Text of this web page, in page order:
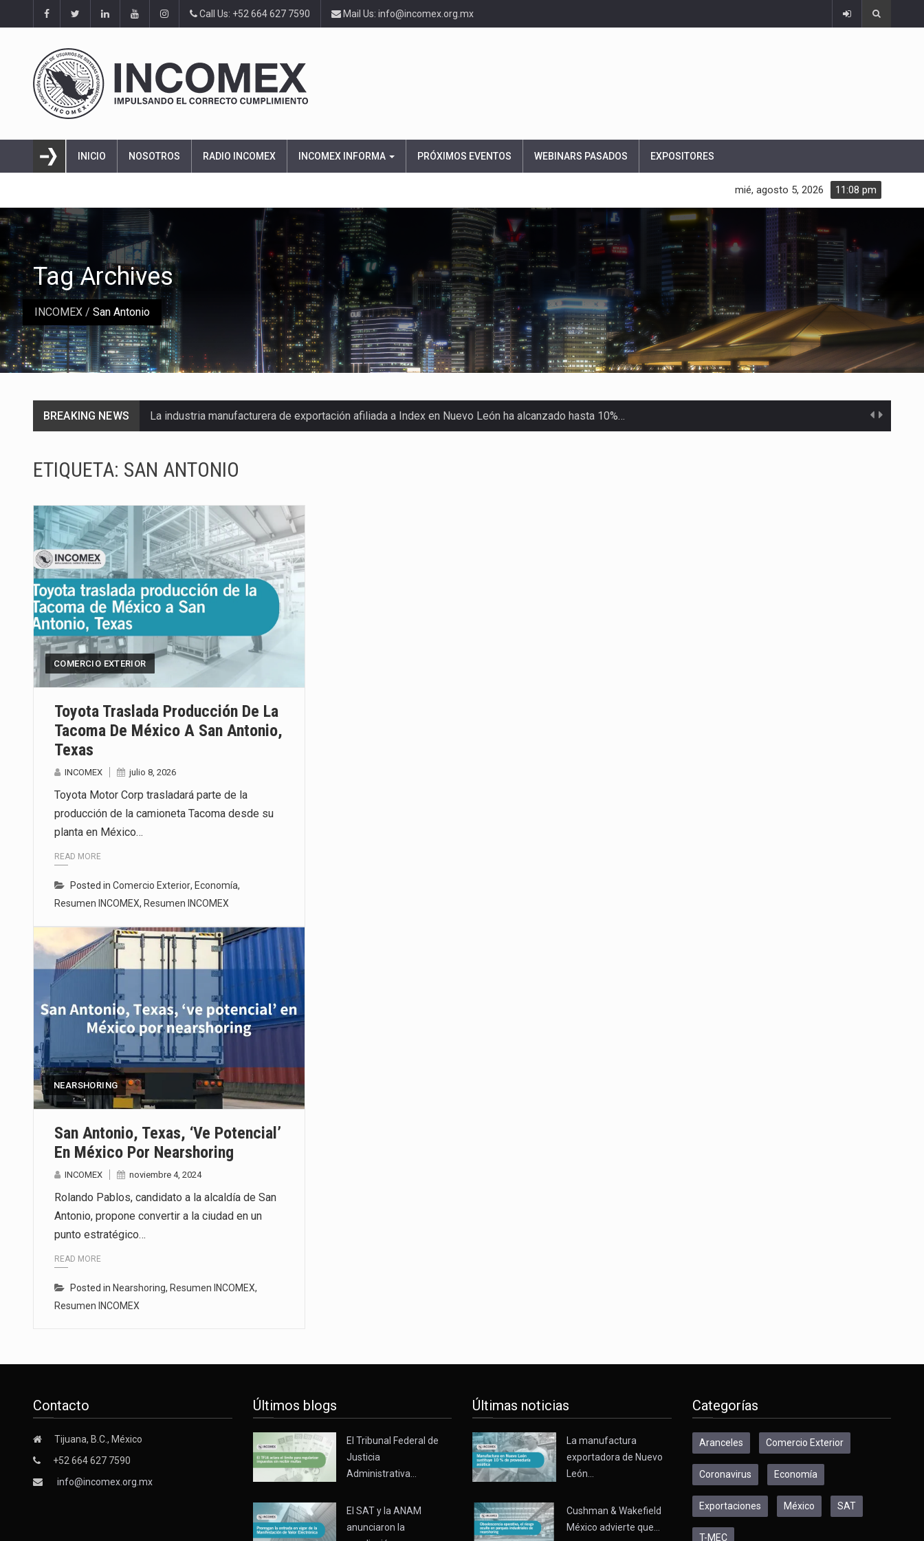
Call Us: +52 664 627 7590 Mail Us: info@incomex.org.mx
INICIO NOSOTROS RADIO INCOMEX INCOMEX INFORMA PRÓXIMOS EVENTOS WEBINARS PASADOS EXPOSITORES
11:08 pm
mié, agosto 5, 2026
INCOMEX / San Antonio
Tag Archives
BREAKING NEWS La industria manufacturera de exportación afiliada a Index en Nuevo León ha alcanzado hasta 10%…
El superávit comercial de México con Estados Unidos alcanzó 102,581 millones de dólares (mdd) en…
El Tribunal Federal de Justicia Administrativa (TFJA), a través de su Segunda Sala Regional en…
El Gobierno de Estados Unidos ha procesado la devolución de aproximadamente 100,000 millones de dólares…
El mercado laboral mexicano muestra un proceso de precarización sin señales de mejora, según el…
La Cámara Minera de México (Camimex) proyecta una inversión total de 6,402.2 millones de dólares…
El secretario de Economía de México, Marcelo Ebrard Casaubon, sostuvo una reunión de trabajo con…
La reforma que reduce la jornada laboral a 40 horas semanales omitió precisar su aplicación…
ETIQUETA: SAN ANTONIO
COMERCIO EXTERIOR
Toyota Traslada Producción De La
Tacoma De México A San Antonio,
Texas
INCOMEX julio 8, 2026
Toyota Motor Corp trasladará parte de la
producción de la camioneta Tacoma desde su
planta en México…
READ MORE
Posted in Comercio Exterior, Economía,
Resumen INCOMEX, Resumen INCOMEX
NEARSHORING
San Antonio, Texas, ‘ve Potencial’
En México Por Nearshoring
INCOMEX noviembre 4, 2024
Rolando Pablos, candidato a la alcaldía de San
Antonio, propone convertir a la ciudad en un
punto estratégico…
READ MORE
Posted in Nearshoring, Resumen INCOMEX,
Resumen INCOMEX
Contacto
Tijuana, B.C., México
+52 664 627 7590
info@incomex.org.mx
Últimos blogs
El Tribunal Federal de
Justicia
Administrativa…
El SAT y la ANAM
anunciaron la
Últimas noticias
La manufactura
exportadora de Nuevo
León…
Cushman & Wakefield
México advierte que…
Categorías
Aranceles Comercio Exterior
Coronavirus Economía
Exportaciones México SAT
T-MEC